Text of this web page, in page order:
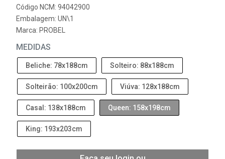
Código NCM: 94042900
Embalagem: UN\1
Marca: PROBEL
MEDIDAS
Beliche: 78x188cm Solteiro: 88x188cm
Solteirão: 100x200cm Viúva: 128x188cm
Casal: 138x188cm Queen: 158x198cm
King: 193x203cm